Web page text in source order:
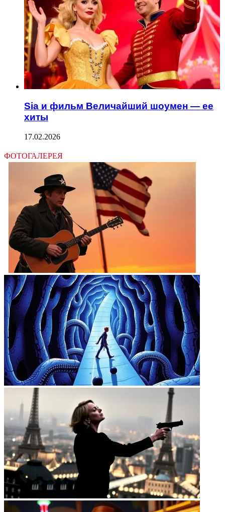
Sia и фильм Величайший шоумен — ее
хиты
17.02.2026
ФОТОГАЛЕРЕЯ